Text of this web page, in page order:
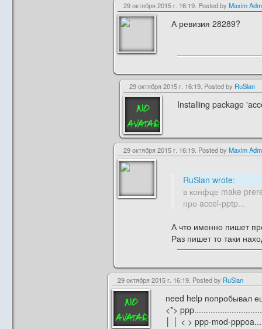
29 октября 2015 г. 16:19. Posted by Maxim
А ревизия 28289?
29 октября 2015 г. 16:19. Posted by RuSlan
Installing package
29 октября 2015 г. 16:19. Posted by Maxim
RuSlan wrote:
в конфце make
про accel-pptp...
А что именно пишет
Раз пишет то таки
29 октября 2015 г. 16:19. Posted by RuSlan
need help попробывал
<*>
│ │ < > ppp-mod-